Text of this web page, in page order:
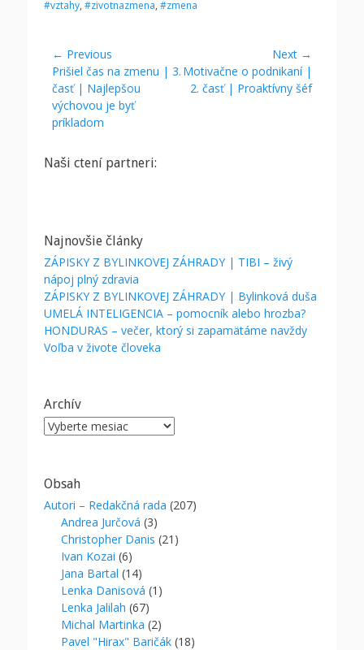
r
#vztahy, #zivotnazmena, #zmena
Navigácia
v
článku
← Previous
Previous
post:
Prišiel čas na zmenu | 3.
časť | Najlepšou
výchovou je byť
príkladom
Next →
Next
post:
Motivačne o podnikaní |
2. časť | Proaktívny šéf
Naši ctení partneri:
Najnovšie články
ZÁPISKY Z BYLINKOVEJ ZÁHRADY | TIBI – živý
nápoj plný zdravia
ZÁPISKY Z BYLINKOVEJ ZÁHRADY | Bylinková duša
UMELÁ INTELIGENCIA – pomocník alebo hrozba?
HONDURAS – večer, ktorý si zapamätáme navždy
Voľba v živote človeka
Archív
Archív
Obsah
Autori – Redakčná rada (207)
Andrea Jurčová (3)
Christopher Danis (21)
Ivan Kozai (6)
Jana Bartal (14)
Lenka Danisová (1)
Lenka Jalilah (67)
Michal Martinka (2)
Pavel "Hirax" Baričák (18)